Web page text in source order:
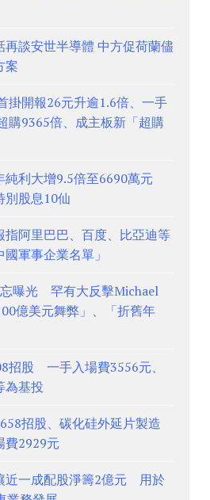
再談安世半導體 中方促荷蘭儘
案
掛開報26元升逾1.6倍、一手
9365倍、成主板新「超購
純利大增9.5倍至6690萬元
別股息10仙
指阿里巴巴、百度、比亞迪等
軍事企業名單」
曝光 罕有大反擊Michael
億美元舞弊」、「折舊年
招股 一手入場費3556元、
為基投
招股、碳化硅外延片製造
2929元
近一成配股淨籌2億元 用於